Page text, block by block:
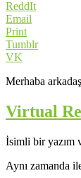
ReddIt
Email
Print
Tumblr
VK
Merhaba
Virtual
İsimli bir yazım
Aynı zamanda